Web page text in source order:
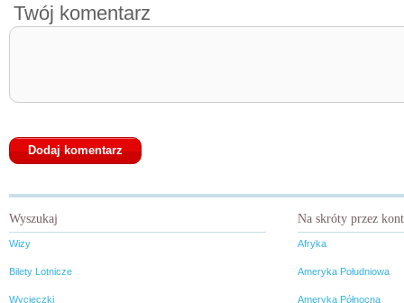
Twój komentarz
Wyszukaj
Wizy
Bilety Lotnicze
Wycieczki
Na skróty przez
Afryka
Ameryka Południowa
Ameryka Północna